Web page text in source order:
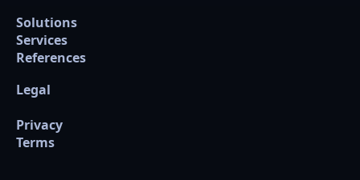
Solutions
Services
References
Legal
Privacy
Terms